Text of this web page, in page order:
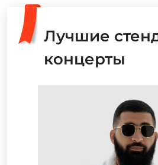
Лучшие
концерты